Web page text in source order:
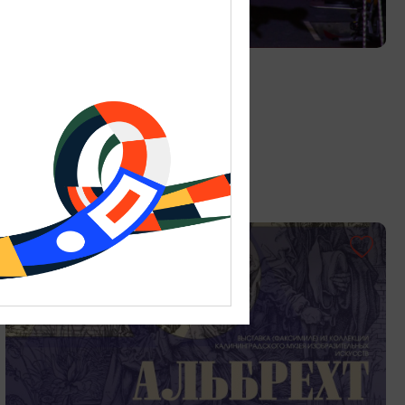
01.06.2026 - 31.08.2026
Калининград, ул. Октябрьская, 3А
ОТ 150₽ ПУШКИНСКАЯ КАРТА